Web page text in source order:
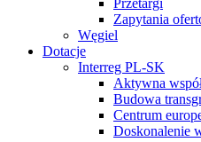
Przetargi
Zapytania
Węgiel
Dotacje
Interreg PL-SK
Aktywna
Budowa
Centrum
Doskonalenie